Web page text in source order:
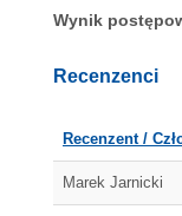
Wynik
Recenzenci
Recenzent /
Marek Jarnicki